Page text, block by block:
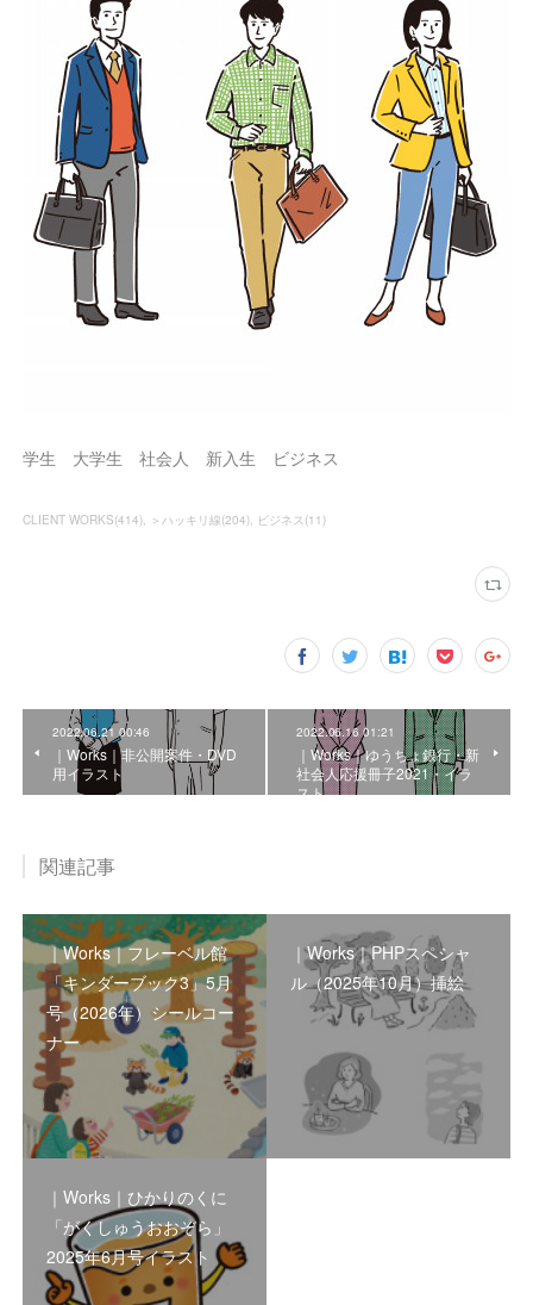
学生 大学生 社会人 新入生 ビジネス
CLIENT WORKS(414) ＞ハッキリ線(204) ビジネス(11)
2022.06.21 00:46
｜Works｜非公開案件・DVD
用イラスト
2022.06.16 01:21
｜Works｜ゆうちょ銀行・新
社会人応援冊子2021・イラ
スト
関連記事
｜Works｜フレーベル館
「キンダーブック3」5月
号（2026年）シールコー
ナー
｜Works｜PHPスペシャ
ル（2025年10月）挿絵
｜Works｜ひかりのくに
「がくしゅうおおぞら」
2025年6月号イラスト